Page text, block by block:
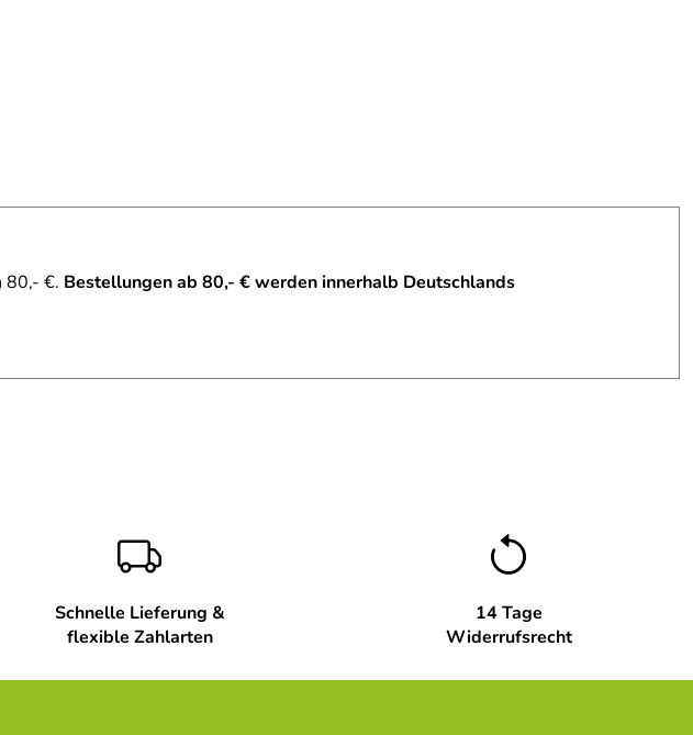
80,- €. Bestellungen ab 80,- € werden innerhalb Deutschlands
Schnelle Lieferung &
flexible Zahlarten
14 Tage
Widerrufsrecht